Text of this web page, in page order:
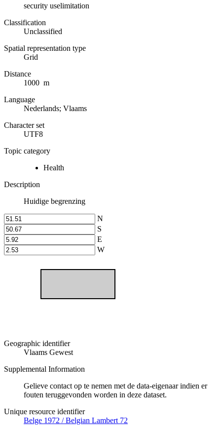
security uselimitation
Classification
Unclassified
Spatial representation type
Grid
Distance
1000 m
Language
Nederlands; Vlaams
Character set
UTF8
Topic category
Health
Description
Huidige begrenzing
N
S
E
W
Geographic identifier
Vlaams Gewest
Supplemental Information
Gelieve contact op te nemen met de data-eigenaar indien er
fouten teruggevonden worden in deze dataset.
Unique resource identifier
Belge 1972 / Belgian Lambert 72